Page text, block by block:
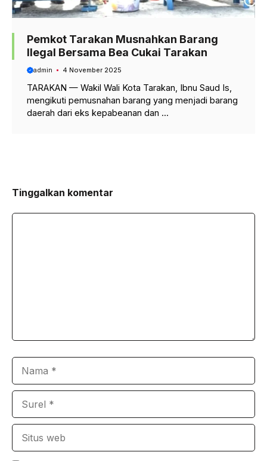
Pemkot Tarakan Musnahkan Barang
Ilegal Bersama Bea Cukai Tarakan
admin 4 November 2025
TARAKAN — Wakil Wali Kota Tarakan, Ibnu Saud Is,
mengikuti pemusnahan barang yang menjadi barang
daerah dari eks kepabeanan dan ...
Tinggalkan komentar